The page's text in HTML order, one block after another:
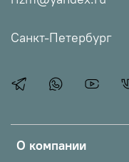
О компании
Санкт-Петербург